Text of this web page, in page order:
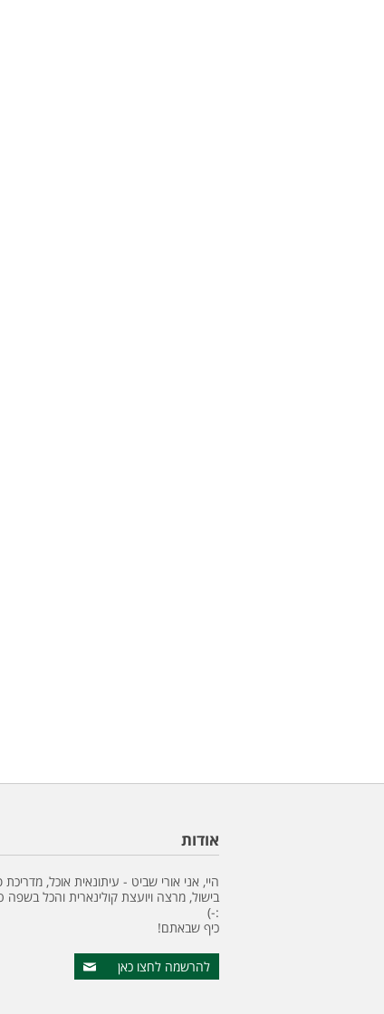
אודות
היי, אני אורי שביט - עיתונאית אוכל, מדריכת
בישול, מרצה ויועצת קולינארית והכל בשפה
:-)
כיף שבאתם!
להרשמה לחצו כאן